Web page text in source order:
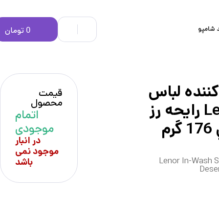
شامپو 0 تومان
لباس
لنورLenor رايحه رز
Lenor In-Wash
قیمت
محصول
اتمام
موجودی
در انبار
موجود نمی
باشد